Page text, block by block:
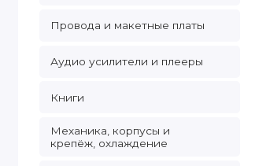
Провода и макетные платы
Аудио усилители и плееры
Книги
Механика, корпусы и
крепёж, охлаждение